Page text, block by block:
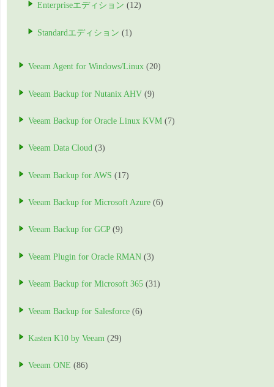
Enterpriseエディション (12)
Standardエディション (1)
Veeam Agent for Windows/Linux (20)
Veeam Backup for Nutanix AHV (9)
Veeam Backup for Oracle Linux KVM (7)
Veeam Data Cloud (3)
Veeam Backup for AWS (17)
Veeam Backup for Microsoft Azure (6)
Veeam Backup for GCP(9)
Veeam Plugin for Oracle RMAN (3)
Veeam Backup for Microsoft 365 (31)
Veeam Backup for Salesforce (6)
Kasten K10 by Veeam (29)
Veeam ONE (86)